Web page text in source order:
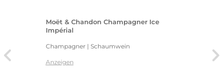
Moët & Chandon Champagner Ice
Impérial
Champagner | Schaumwein
Anzeigen